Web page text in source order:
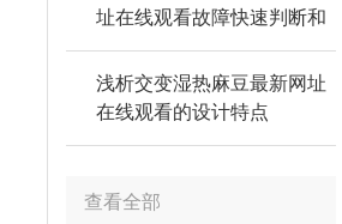
址在线观看故障快速判断和
解决方法
浅析交变湿热麻豆最新网址
在线观看的设计特点
查看全部